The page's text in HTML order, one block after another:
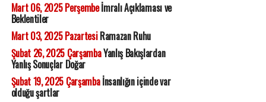
Mart 06, 2025 Perşembeİmralı Açıklaması ve
Beklentiler
Mart 03, 2025 PazartesiRamazan Ruhu
Şubat 26, 2025 ÇarşambaYanlış Bakışlardan
Yanlış Sonuçlar Doğar
Şubat 19, 2025 Çarşambaİnsanlığın içinde var
olduğu şartlar